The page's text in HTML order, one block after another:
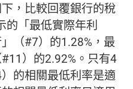
，比較回覆銀行的稅
的「最低實際年利
（#7）的1.28%，最
）的2.92%。只有4
的相關最低利率是適